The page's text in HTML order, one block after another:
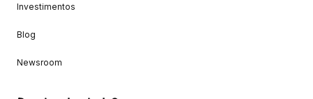
Investimentos
Blog
Newsroom